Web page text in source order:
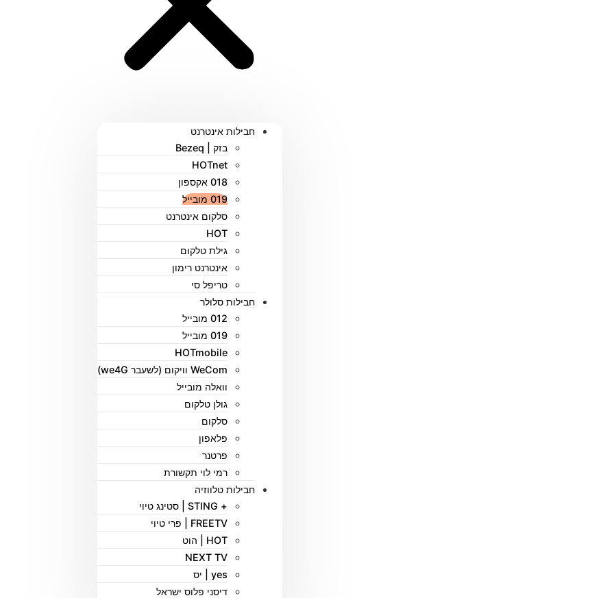
חבילות אינטרנט
בזק | Bezeq
HOTnet
018 אקספון
019 מובייל
סלקום אינטרנט
HOT
גילת טלקום
אינטרנט רימון
טריפל סי
חבילות סלולר
012 מובייל
019 מובייל
HOTmobile
WeCom וויקום (לשעבר we4G)
וואלה מובייל
גולן טלקום
סלקום
פלאפון
פרטנר
רמי לוי תקשורת
חבילות טלווזיה
+ STING | סטינג טיוי
FREETV | פרי טיוי
HOT | הוט
NEXT TV
yes | יס
דיסני פלוס ישראל